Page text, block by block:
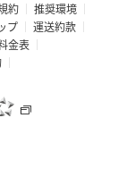
約
推奨環境
プ
運送約款
金表